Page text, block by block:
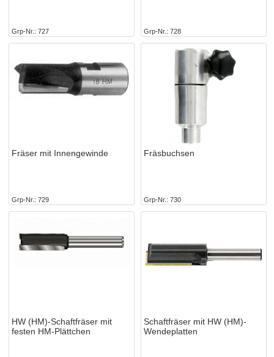
Grp-Nr. 727 Grp-Nr. 728
Fräser mit Innengewinde
Grp-Nr. 729
Fräsbuchsen
Grp-Nr. 730
HW (HM)-Schaftfräser mit
festen HM-Plättchen
Schaftfräser mit HW (HM)-
Wendeplatten